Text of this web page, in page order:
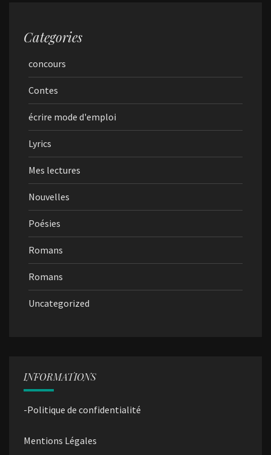
Categories
concours
Contes
écrire mode d'emploi
Lyrics
Mes lectures
Nouvelles
Poésies
Romans
Romans
Uncategorized
INFORMATIONS
-Politique de confidentialité
Mentions Légales